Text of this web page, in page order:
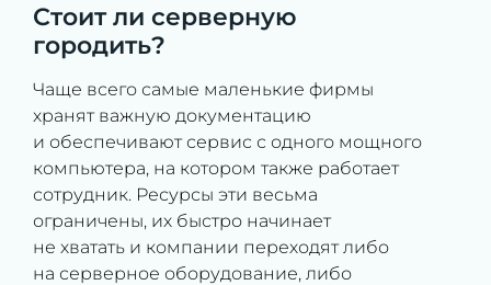
Стоит ли серверную
городить?
Чаще всего самые маленькие фирмы
хранят важную документацию
и обеспечивают сервис с одного мощного
компьютера, на котором также работает
сотрудник. Ресурсы эти весьма
ограничены, их быстро начинает
не хватать и компании переходят либо
на серверное оборудование, либо